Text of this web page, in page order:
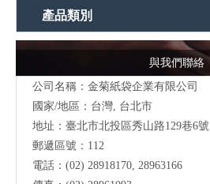
產品類別
與我們聯絡
公司名稱：金菊紙袋企業有限公司
國家/地區：台灣, 台北市
地址：臺北市北投區秀山路129巷6號
郵遞區號：112
電話：(02) 28918170, 28963166